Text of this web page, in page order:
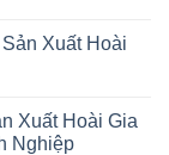
Xuất Hoài
Xuất Hoài Gia
Nghiệp